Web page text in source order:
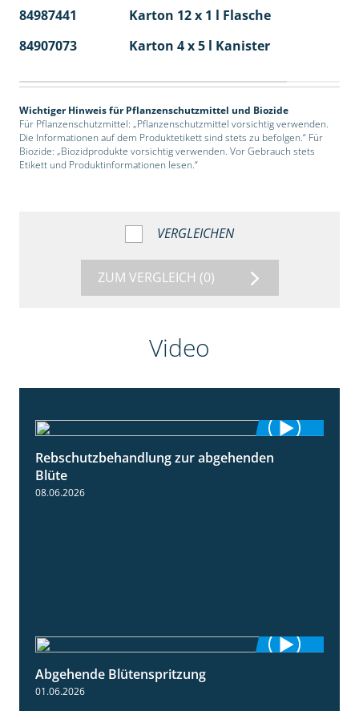
84987441 Karton 12 x 1 l Flasche
84907073
Karton 4 x 5 l Kanister
Wichtiger Hinweis für Pflanzenschutzmittel und Biozide
Für Pflanzenschutzmittel: „Pflanzenschutzmittel vorsichtig verwenden.
Die Informationen auf dem Produktetikett sind stets zu befolgen.“ Für
Biozide: „Biozidprodukte vorsichtig verwenden. Vor Gebrauch stets
Etikett und Produktinformationen lesen.“
VERGLEICHEN
ZUM VERGLEICH (0)
Video
3:06
Rebschutzbehandlung zur abgehenden
Blüte
08.06.2026
Abgehende Blütenspritzung
01.06.2026